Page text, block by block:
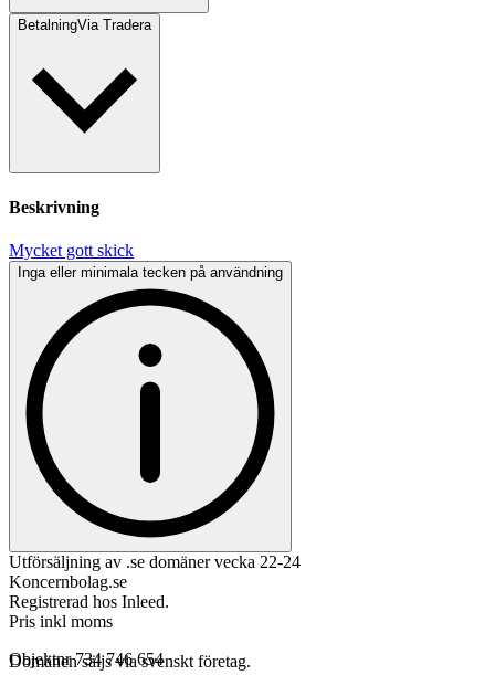
BetalningVia Tradera
Beskrivning
Mycket gott skick
Inga eller minimala tecken på användning
Utförsäljning av .se domäner vecka 22-24
Koncernbolag.se
Registrerad hos Inleed.
Pris inkl moms
Domänen säljs via svenskt företag.
Objektnr 734 746 654